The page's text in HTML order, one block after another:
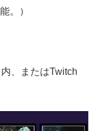
。）
、またはTwitch